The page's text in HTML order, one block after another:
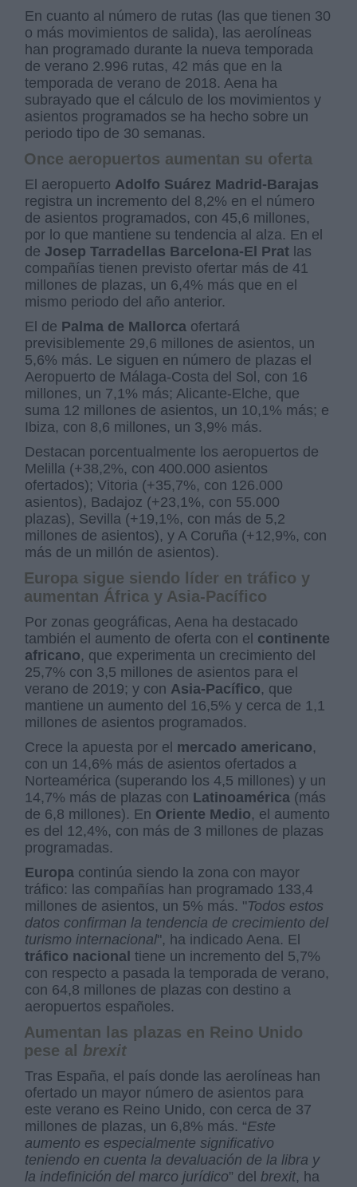
En cuanto al número de rutas (las que tienen 30
o más movimientos de salida), las aerolíneas
han programado durante la nueva temporada
de verano 2.996 rutas, 42 más que en la
temporada de verano de 2018. Aena ha
subrayado que el cálculo de los movimientos y
asientos programados se ha hecho sobre un
periodo tipo de 30 semanas.
Once aeropuertos aumentan su oferta
El aeropuerto Adolfo Suárez Madrid-Barajas
registra un incremento del 8,2% en el número
de asientos programados, con 45,6 millones,
por lo que mantiene su tendencia al alza. En el
de Josep Tarradellas Barcelona-El Prat las
compañías tienen previsto ofertar más de 41
millones de plazas, un 6,4% más que en el
mismo periodo del año anterior.
El de Palma de Mallorca ofertará
previsiblemente 29,6 millones de asientos, un
5,6% más. Le siguen en número de plazas el
Aeropuerto de Málaga-Costa del Sol, con 16
millones, un 7,1% más; Alicante-Elche, que
suma 12 millones de asientos, un 10,1% más; e
Ibiza, con 8,6 millones, un 3,9% más.
Destacan porcentualmente los aeropuertos de
Melilla (+38,2%, con 400.000 asientos
ofertados); Vitoria (+35,7%, con 126.000
asientos), Badajoz (+23,1%, con 55.000
plazas), Sevilla (+19,1%, con más de 5,2
millones de asientos), y A Coruña (+12,9%, con
más de un millón de asientos).
Europa sigue siendo líder en tráfico y
aumentan África y Asia-Pacífico
Por zonas geográficas, Aena ha destacado
también el aumento de oferta con el continente
africano, que experimenta un crecimiento del
25,7% con 3,5 millones de asientos para el
verano de 2019; y con Asia-Pacífico, que
mantiene un aumento del 16,5% y cerca de 1,1
millones de asientos programados.
Crece la apuesta por el mercado americano,
con un 14,6% más de asientos ofertados a
Norteamérica (superando los 4,5 millones) y un
14,7% más de plazas con Latinoamérica (más
de 6,8 millones). En Oriente Medio, el aumento
es del 12,4%, con más de 3 millones de plazas
programadas.
Europa continúa siendo la zona con mayor
tráfico: las compañías han programado 133,4
millones de asientos, un 5% más. "Todos estos
datos confirman la tendencia de crecimiento del
turismo internacional", ha indicado Aena. El
tráfico nacional tiene un incremento del 5,7%
con respecto a pasada la temporada de verano,
con 64,8 millones de plazas con destino a
aeropuertos españoles.
Aumentan las plazas en Reino Unido
pese al brexit
Tras España, el país donde las aerolíneas han
ofertado un mayor número de asientos para
este verano es Reino Unido, con cerca de 37
millones de plazas, un 6,8% más. “Este
aumento es especialmente significativo
teniendo en cuenta la devaluación de la libra y
la indefinición del marco jurídico” del brexit, ha